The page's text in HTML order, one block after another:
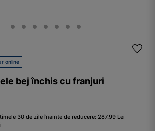
online
bej închis cu franjuri
30 de zile înainte de reducere: 287.99 Lei